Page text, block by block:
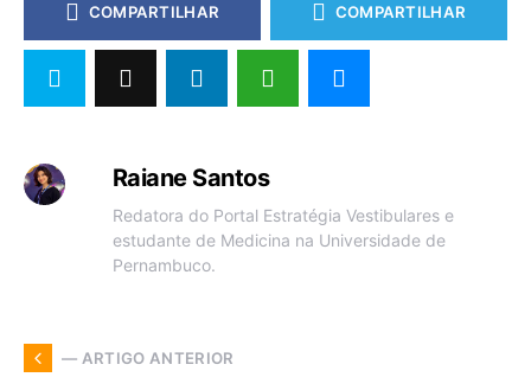
COMPARTILHAR COMPARTILHAR
Raiane Santos
Redatora do Portal Estratégia Vestibulares e
estudante de Medicina na Universidade de
Pernambuco.
— ARTIGO ANTERIOR